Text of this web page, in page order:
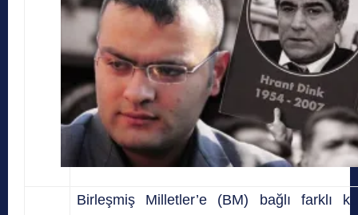
Birleşmiş Milletler’e (BM) bağlı farklı